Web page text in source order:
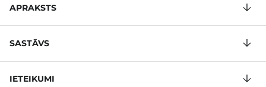
APRAKSTS
SASTĀVS
IETEIKUMI